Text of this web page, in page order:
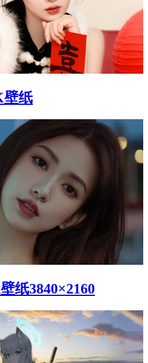
壁纸
纸3840×2160